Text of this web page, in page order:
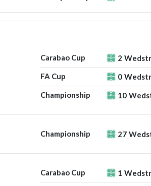
Carabao Cup 2
FA Cup 0
Championship 10
Championship 27
Carabao Cup 1